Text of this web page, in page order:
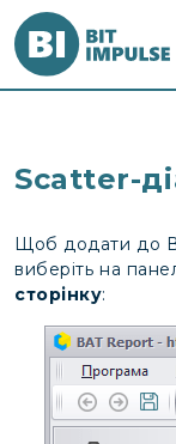
Scatter-
Щоб додати до
виберіть на
сторінку: